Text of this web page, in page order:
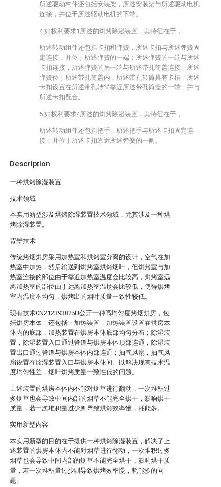
Description
一种烘烤除湿装置
技术领域
本实用新型涉及烘烤除湿装置技术领域，尤其涉及一种烘
烤除湿装置。
背景技术
传统烤烟烘房采用加热室和烘烤室分离的设计，空气在加
热室中加热，然后输送到烘烤室烘烤烟叶，但烘烤室与加
热室连接的部位由于靠近加热室温度会比较高，烘烤室远
离加热室的部位由于远离加热室温度会比较低，使得烘烤
室内温度不均匀，烘烤出的烟叶质量一致性较低。
现有技术CN212393825U公开一种高均匀度烤烟烘房，包
括烘房本体，还包括：加热装置，加热装置设置在烘房本
体内的底部，加热装置在烘房本体底部均匀分布；除湿装
置，除湿装置入口通过管道与烘房本体顶部连通，除湿装
置出口通过管道与烘房本体内部连通；抽气风扇，抽气风
扇设置在除湿装置入口与烘房本体间。以解决现有技术温
度均匀性差，烟叶烘烤质量一致性低的问题。
上述装置的烘房本体内不能对烟草进行翻动，一次堆积过
多烟草也会导致中间内部的烟草不能完全烘干，影响烘干
质量，若一次堆积量过少则导致烘烤效率慢，耗能多。
实用新型内容
本实用新型的目的在于提供一种烘烤除湿装置，解决了上
述装置的烘房本体内不能对烟草进行翻动，一次堆积过多
烟草也会导致中间内部的烟草不能完全烘干，影响烘干质
量，若一次堆积量过少则导致烘烤效率慢，耗能多的问
题。
所述驱动构件还包括安装架，所述安装架与所述驱动电机
连接，并位于所述驱动电机的下端。
4.如权利要求1所述的烘烤除湿装置，其特征在于，
所述转动组件还包括卡扣和弹簧，所述卡扣与所述弹簧固
定连接，并位于所述弹簧的一端；所述弹簧的一端与所述
卡扣连接，所述弹簧的另一端与所述带孔筒盖连接，所述
弹簧位于所述带孔筒盖内；所述带孔转筒具有卡槽，所述
卡扣设置在所述带孔转筒靠近所述带孔筒盖的一端，并与
所述卡扣配合。
5.如权利要求4所述的烘烤除湿装置，其特征在于，
所述转动组件还包括把手，所述把手与所述卡扣固定连
接，并位于所述卡扣靠近所述弹簧的一侧。